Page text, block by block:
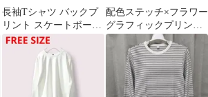
長袖Tシャツ バックプ
リント スケートボード
ゴースト
配色ステッチ×フラワー
グラフィックプリント
ラグラン 長袖Tシャツ